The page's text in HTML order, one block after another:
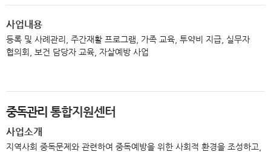
사업내용
등록 및 사례관리, 주간재활 프로그램, 가족 교육, 투약비 지급, 실무자
협의회, 보건 담당자 교육, 자살예방 사업
중독관리 통합지원센터
사업소개
지역사회 중독문제와 관련하여 중독예방을 위한 사회적 환경을 조성하고,